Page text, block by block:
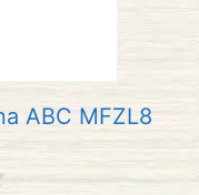
ABC MFZL8